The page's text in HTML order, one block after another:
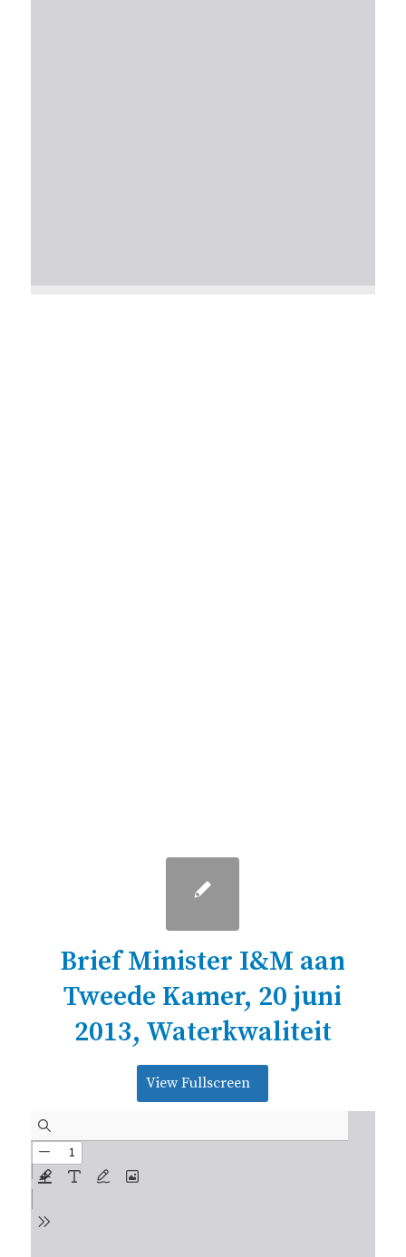
Brief Minister I&M aan
Tweede Kamer, 20 juni
2013, Waterkwaliteit
View Fullscreen